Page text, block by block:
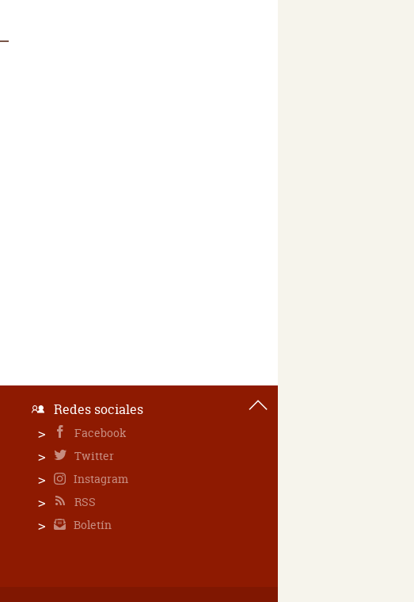
Redes sociales
Facebook
Twitter
Instagram
RSS
Boletín